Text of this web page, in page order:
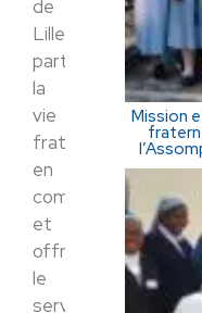
de
Lille
partagent
la
vie
fraternelle
en
communauté
et
offrent
le
service
Mission